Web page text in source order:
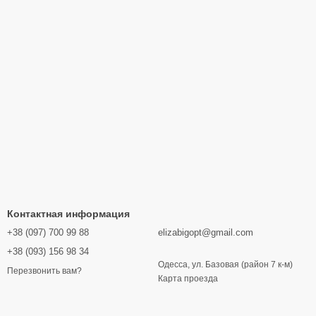
Контактная информация
+38 (097) 700 99 88
+38 (093) 156 98 34
Перезвонить вам?
elizabigopt@gmail.com
Одесса, ул. Базовая (район 7 к-м)
Карта проезда